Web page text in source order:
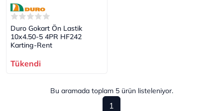
Duro Gokart Ön Lastik
10x4.50-5 4PR HF242
Karting-Rent
Tükendi
Bu aramada toplam 5ürün listeleniyor.
1